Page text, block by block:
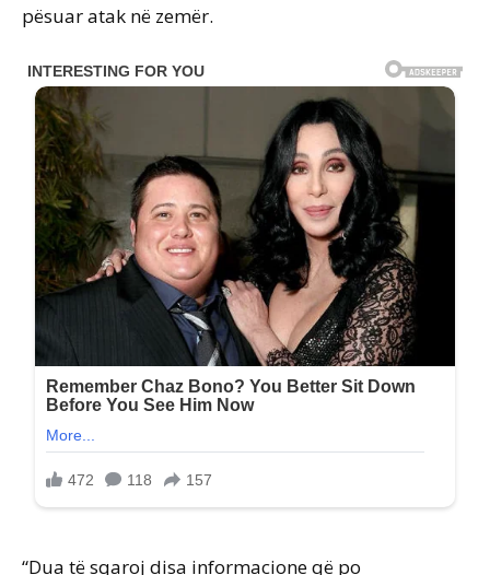
pësuar atak në zemër.
“Dua të sqaroj disa informacione që po